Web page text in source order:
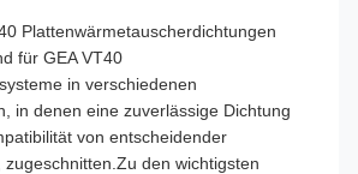
Plattenwärmetauscherdichtungen
für GEA VT40
in verschiedenen
in denen eine zuverlässige Dichtung
von entscheidender
zugeschnitten.Zu den wichtigsten